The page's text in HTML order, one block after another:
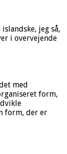
jeg så,
i overvejende
med
form,
form, der er